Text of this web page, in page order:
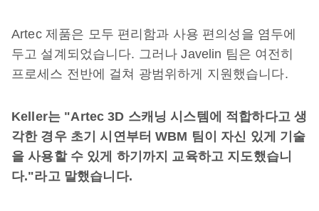
Artec 제품은 모두 편리함과 사용 편의성을 염두에
두고 설계되었습니다. 그러나 Javelin 팀은 여전히
프로세스 전반에 걸쳐 광범위하게 지원했습니다.
Keller는 "Artec 3D 스캐닝 시스템에 적합하다고 생
각한 경우 초기 시연부터 WBM 팀이 자신 있게
기술
을 사용할 수 있게 하기까지 교육하고 지도했습니
다."라고 말했습니다.